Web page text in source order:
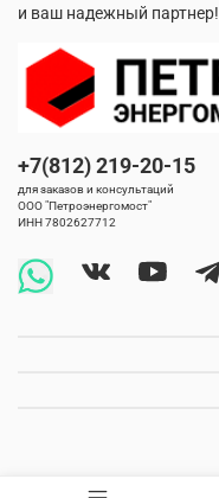
+7(812) 219-20-15
для заказов и консультаций
ООО "Петроэнергомост"
ИНН 7802627712
и ваш надежный партнер!